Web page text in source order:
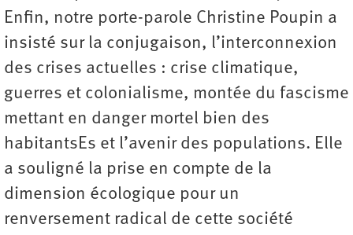
Enfin, notre porte-parole Christine Poupin a
insisté sur la conjugaison, l’interconnexion
des crises actuelles : crise climatique,
guerres et colonialisme, montée du fascisme
mettant en danger mortel bien des
habitantsEs et l’avenir des populations. Elle
a souligné la prise en compte de la
dimension écologique pour un
renversement radical de cette société